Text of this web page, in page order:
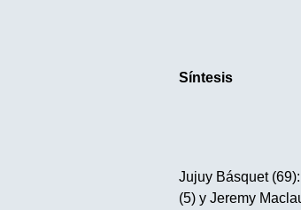
Síntesis
Jujuy Básquet
(5) y Jeremy